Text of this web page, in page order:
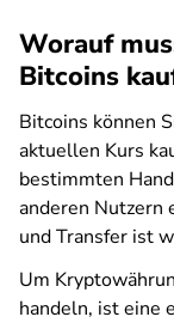
Worauf
Bitcoins
Bitcoins können
aktuellen Kurs
bestimmten
anderen Nutzern
und Transfer ist
Um
handeln, ist eine